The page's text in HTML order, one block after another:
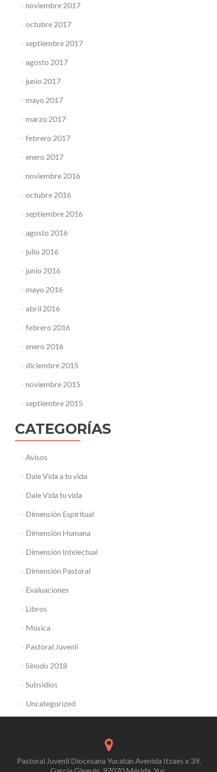
noviembre 2017
octubre 2017
septiembre 2017
agosto 2017
junio 2017
mayo 2017
marzo 2017
febrero 2017
enero 2017
noviembre 2016
octubre 2016
septiembre 2016
agosto 2016
julio 2016
junio 2016
mayo 2016
abril 2016
febrero 2016
enero 2016
diciembre 2015
noviembre 2015
septiembre 2015
CATEGORÍAS
Avisos
Dale Vida a tu vida
Dale Vida tu vida
Dimensión Espiritual
Dimensión Humana
Dimensión Intelectual
Dimensión Pastoral
Evaluaciones
Libros
Música
Pastoral Juvenil
Sínodo 2018
Subsidios
Uncategorized
Pastoral Juvenil Diocesana Yucatán Avenida Itzaes x 39,